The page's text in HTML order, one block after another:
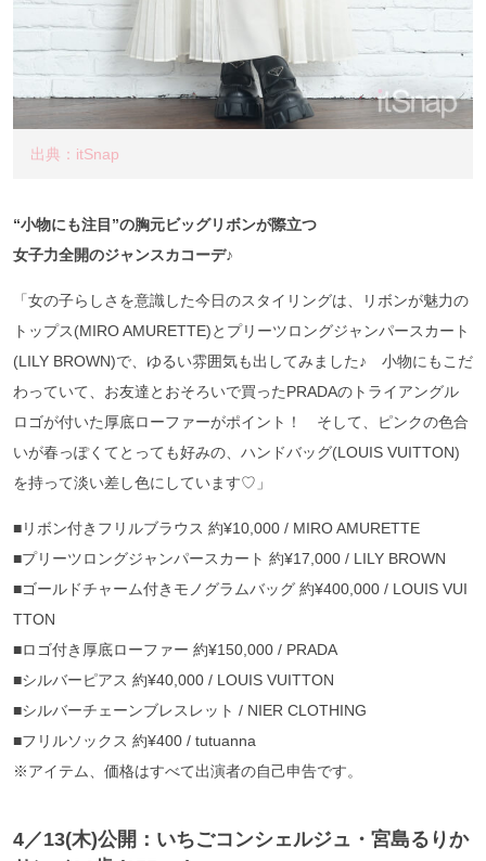
出典：itSnap
“小物にも注目”の胸元ビッグリボンが際立つ
女子力全開のジャンスカコーデ♪
「女の子らしさを意識した今日のスタイリングは、リボンが魅力の
トップス(MIRO AMURETTE)とプリーツロングジャンパースカート
(LILY BROWN)で、ゆるい雰囲気も出してみました♪ 小物にもこだ
わっていて、お友達とおそろいで買ったPRADAのトライアングル
ロゴが付いた厚底ローファーがポイント！ そして、ピンクの色合
いが春っぽくてとっても好みの、ハンドバッグ(LOUIS VUITTON)
を持って淡い差し色にしています♡」
■リボン付きフリルブラウス 約¥10,000 / MIRO AMURETTE
■プリーツロングジャンパースカート 約¥17,000 / LILY BROWN
■ゴールドチャーム付きモノグラムバッグ 約¥400,000 / LOUIS VUI
TTON
■ロゴ付き厚底ローファー 約¥150,000 / PRADA
■シルバーピアス 約¥40,000 / LOUIS VUITTON
■シルバーチェーンブレスレット / NIER CLOTHING
■フリルソックス 約¥400 / tutuanna
※アイテム、価格はすべて出演者の自己申告です。
4／13(木)公開：いちごコンシェルジュ・宮島るりか